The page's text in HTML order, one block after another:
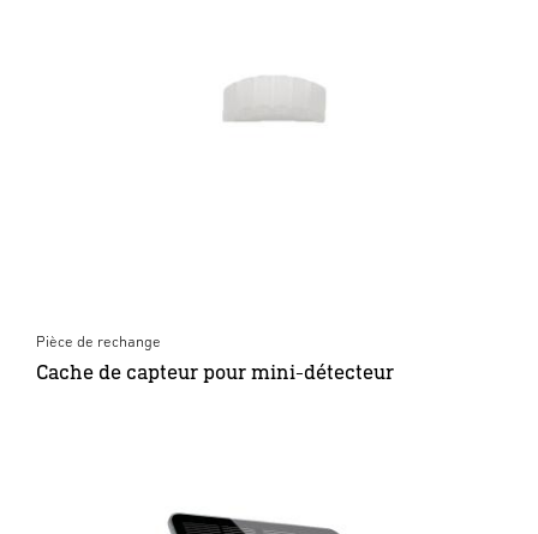
Pièce de rechange
Cache de capteur pour mini-détecteur